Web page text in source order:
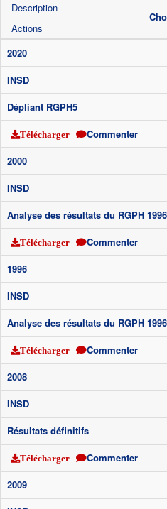
Description
Actions
2020
INSD
Dépliant RGPH5
Télécharger
Commenter
2000
INSD
Analyse des résultats du RGPH
Télécharger
Commenter
1996
INSD
Analyse des résultats du RGPH
Télécharger
Commenter
2008
INSD
Résultats définitifs
Télécharger
Commenter
2009